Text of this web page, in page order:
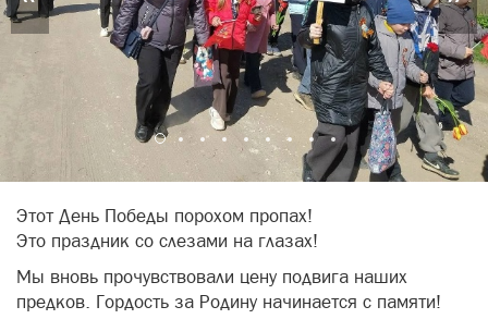
Этот День Победы порохом пропах!
Это праздник со слезами на глазах!
Мы вновь прочувствовали цену подвига наших
предков. Гордость за Родину начинается с памяти!